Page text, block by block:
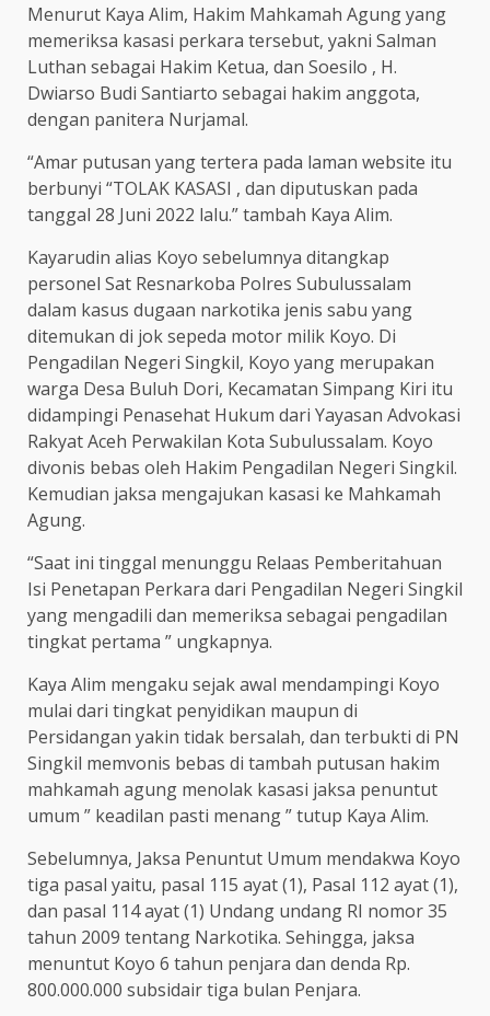
Menurut Kaya Alim, Hakim Mahkamah Agung yang
memeriksa kasasi perkara tersebut, yakni Salman
Luthan sebagai Hakim Ketua, dan Soesilo , H.
Dwiarso Budi Santiarto sebagai hakim anggota,
dengan panitera Nurjamal.
“Amar putusan yang tertera pada laman website itu
berbunyi “TOLAK KASASI , dan diputuskan pada
tanggal 28 Juni 2022 lalu.” tambah Kaya Alim.
Kayarudin alias Koyo sebelumnya ditangkap
personel Sat Resnarkoba Polres Subulussalam
dalam kasus dugaan narkotika jenis sabu yang
ditemukan di jok sepeda motor milik Koyo. Di
Pengadilan Negeri Singkil, Koyo yang merupakan
warga Desa Buluh Dori, Kecamatan Simpang Kiri itu
didampingi Penasehat Hukum dari Yayasan Advokasi
Rakyat Aceh Perwakilan Kota Subulussalam. Koyo
divonis bebas oleh Hakim Pengadilan Negeri Singkil.
Kemudian jaksa mengajukan kasasi ke Mahkamah
Agung.
“Saat ini tinggal menunggu Relaas Pemberitahuan
Isi Penetapan Perkara dari Pengadilan Negeri Singkil
yang mengadili dan memeriksa sebagai pengadilan
tingkat pertama ” ungkapnya.
Kaya Alim mengaku sejak awal mendampingi Koyo
mulai dari tingkat penyidikan maupun di
Persidangan yakin tidak bersalah, dan terbukti di PN
Singkil memvonis bebas di tambah putusan hakim
mahkamah agung menolak kasasi jaksa penuntut
umum ” keadilan pasti menang ” tutup Kaya Alim.
Sebelumnya, Jaksa Penuntut Umum mendakwa Koyo
tiga pasal yaitu, pasal 115 ayat (1), Pasal 112 ayat (1),
dan pasal 114 ayat (1) Undang undang RI nomor 35
tahun 2009 tentang Narkotika. Sehingga, jaksa
menuntut Koyo 6 tahun penjara dan denda Rp.
800.000.000 subsidair tiga bulan Penjara.